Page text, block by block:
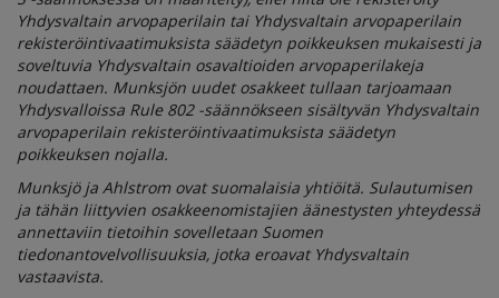
Yhdysvaltain arvopaperilain tai Yhdysvaltain arvopaperilain
rekisteröintivaatimuksista säädetyn poikkeuksen mukaisesti ja
soveltuvia Yhdysvaltain osavaltioiden arvopaperilakeja
noudattaen. Munksjön uudet osakkeet tullaan tarjoamaan
Yhdysvalloissa Rule 802 -säännökseen sisältyvän Yhdysvaltain
arvopaperilain rekisteröintivaatimuksista säädetyn
poikkeuksen nojalla.
Munksjö ja Ahlstrom ovat suomalaisia yhtiöitä. Sulautumisen
ja tähän liittyvien osakkeenomistajien äänestysten yhteydessä
annettaviin tietoihin sovelletaan Suomen
tiedonantovelvollisuuksia, jotka eroavat Yhdysvaltain
vastaavista.